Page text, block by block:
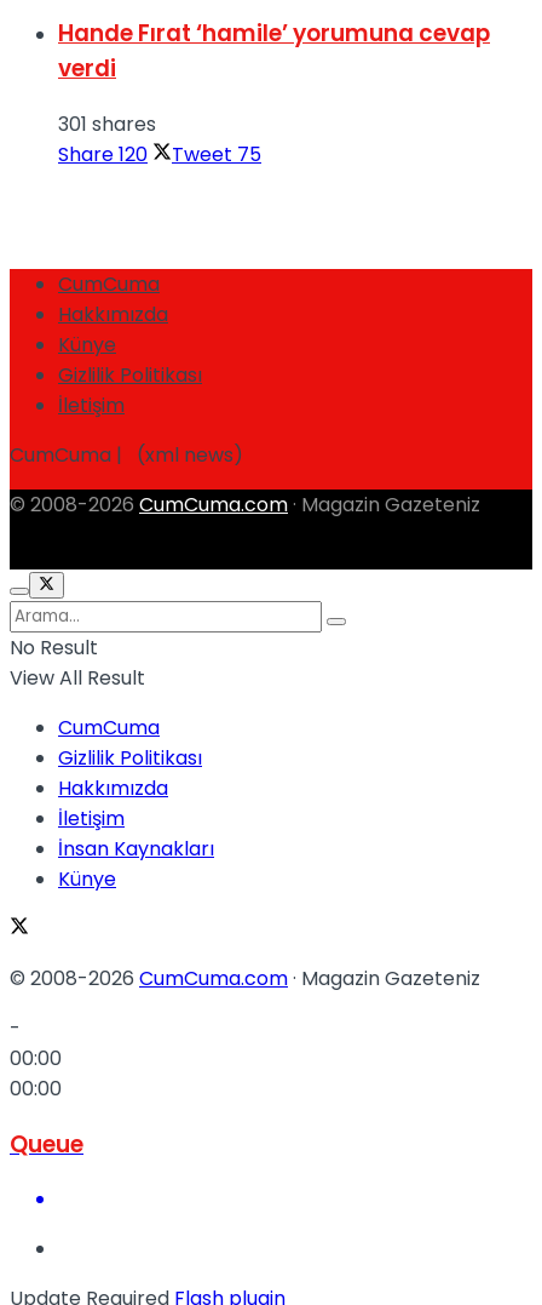
Hande Fırat ‘hamile’ yorumuna cevap
verdi
301 shares
Share120 Tweet 75
CumCuma
Hakkımızda
Künye
Gizlilik Politikası
İletişim
CumCuma | (xml news)
© 2008-2026 CumCuma.com · Magazin Gazeteniz
No Result
View All Result
CumCuma
Gizlilik Politikası
Hakkımızda
İletişim
İnsan Kaynakları
Künye
© 2008-2026 CumCuma.com· Magazin Gazeteniz
-
00:00
00:00
Queue
Update Required Flash plugin